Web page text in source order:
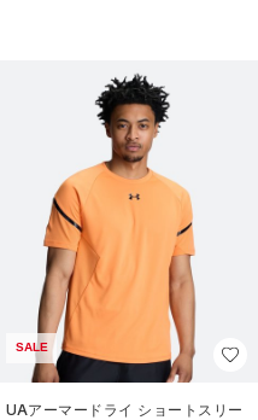
SALE
UAアーマードライ ショートスリー